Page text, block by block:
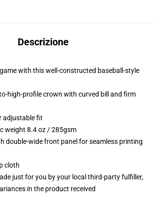
Descrizione
with this well-constructed baseball-style
high-profile crown with curved bill and firm
adjustable fit
weight 8.4 oz / 285gsm
double-wide front panel for seamless printing
cloth
just for you by your local third-party fulfiller,
in the product received